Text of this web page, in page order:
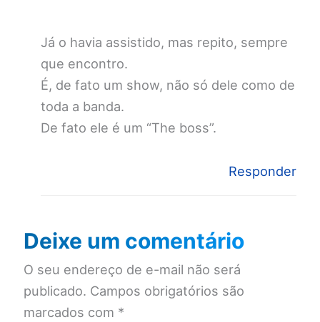
Já o havia assistido, mas repito, sempre
que encontro.
É, de fato um show, não só dele como de
toda a banda.
De fato ele é um “The boss”.
Responder
Deixe um comentário
O seu endereço de e-mail não será
publicado. Campos obrigatórios são
marcados com *